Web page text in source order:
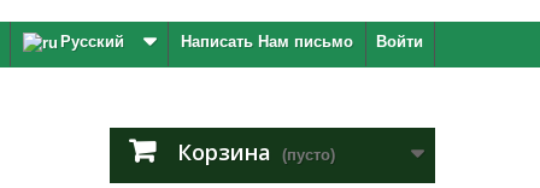
Войти
Написать Нам письмо
Русский
Корзина (пусто)